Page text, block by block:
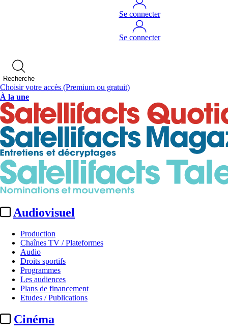
Se connecter
Se connecter
Recherche
Choisir votre accès (Premium ou gratuit)
À la une
Audiovisuel
Production
Chaînes TV / Plateformes
Audio
Droits sportifs
Programmes
Les audiences
Plans de financement
Etudes / Publications
Cinéma